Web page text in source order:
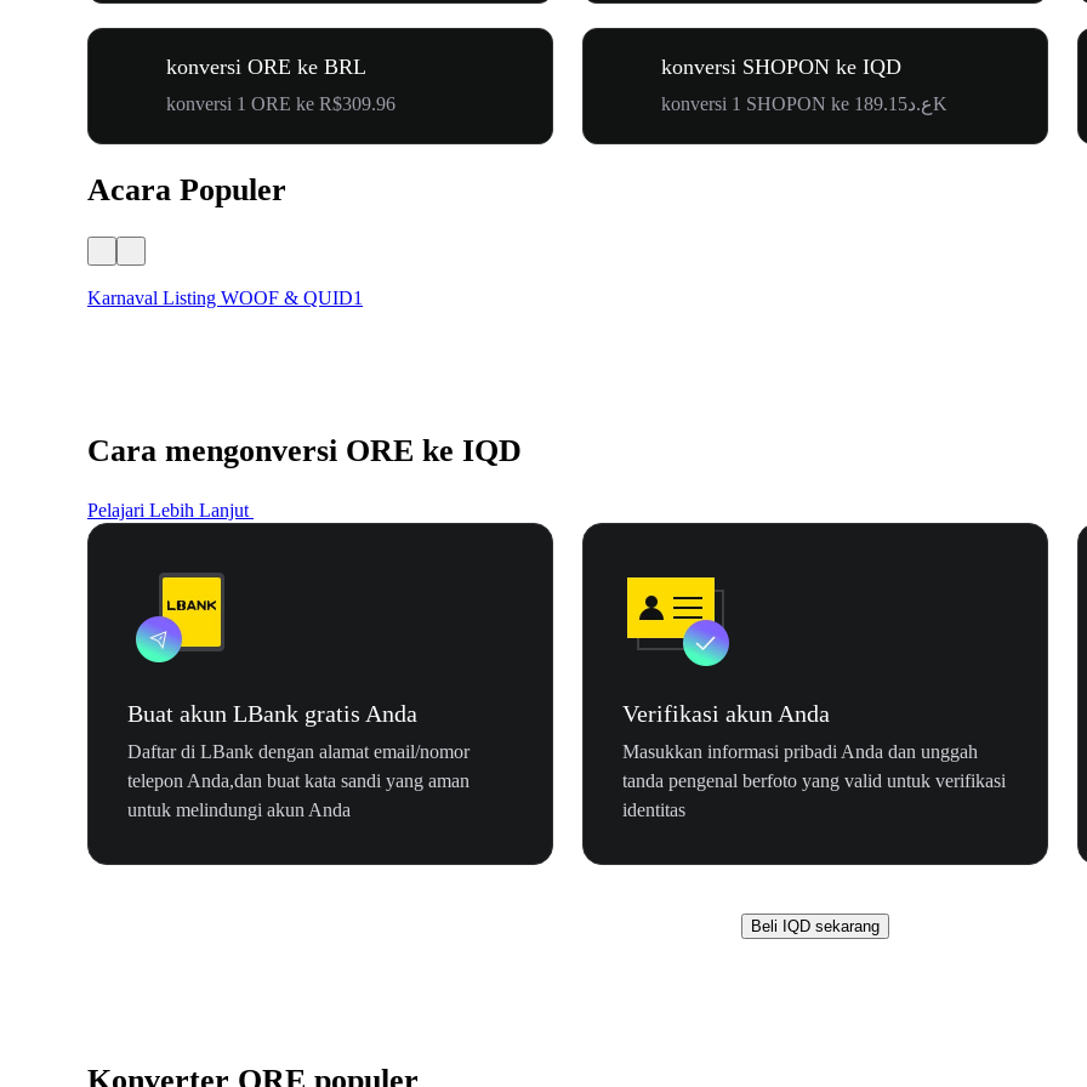
konversi ORE ke BRL
konversi 1 ORE ke R$309.96
konversi SHOPON ke IQD
konversi 1 SHOPON ke ع.د189.15K
Acara Populer
Karnaval Listing WOOF & QUID1
Cara mengonversi ORE ke IQD
Pelajari Lebih Lanjut
Buat akun LBank gratis Anda
Daftar di LBank dengan alamat email/nomor
telepon Anda,dan buat kata sandi yang aman
untuk melindungi akun Anda
Verifikasi akun Anda
Masukkan informasi pribadi Anda dan unggah
tanda pengenal berfoto yang valid untuk verifikasi
identitas
Beli IQD sekarang